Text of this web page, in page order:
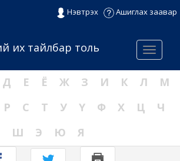
Нэвтрэх Ашиглах заавар
Menu
их тайлбар толь
Д Е Ё Ж З И К Л
М
Р С Т У Ү Ф Х Ц
Ч
Ш
Э Ю Я